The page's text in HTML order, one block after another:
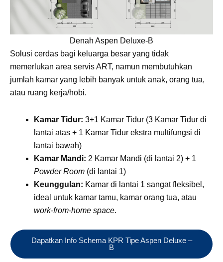
Denah Aspen Deluxe-B
Solusi cerdas bagi keluarga besar yang tidak
memerlukan area servis ART, namun membutuhkan
jumlah kamar yang lebih banyak untuk anak, orang tua,
atau ruang kerja/hobi.
Kamar Tidur: 3+1 Kamar Tidur (3 Kamar Tidur di
lantai atas + 1 Kamar Tidur ekstra multifungsi di
lantai bawah)
Kamar Mandi: 2 Kamar Mandi (di lantai 2) + 1
Powder Room (di lantai 1)
Keunggulan: Kamar di lantai 1 sangat fleksibel,
ideal untuk kamar tamu, kamar orang tua, atau
work-from-home space.
Dapatkan Info Schema KPR Tipe Aspen Deluxe –
B